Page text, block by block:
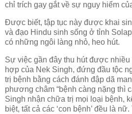
chỉ trích gay gắt về sự nguy hiểm
Được biết, tập tục này được khai
và đạo Hindu sinh sống ở tỉnh
có những ngôi làng nhỏ, heo hút.
Sự việc gần đây thu hút được
hợp của Nek Singh, đứng đầu tộc
trị bệnh bằng cách đánh đập dã
phương châm “bệnh càng nặng thì
Singh nhận chữa trị mọi loại bệnh,
biệt, tất cả các ‘con bệnh’ đều là